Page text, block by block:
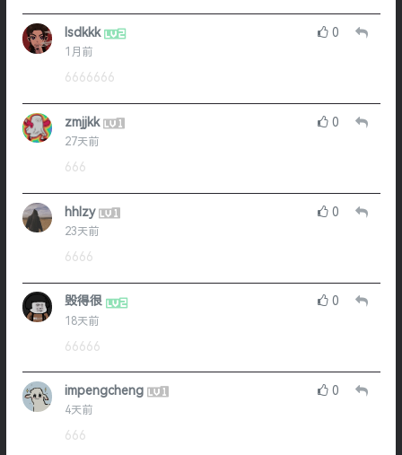
lsdkkk
1月前
0
6666666
zmjjkk
27天前
0
666
hhlzy
23天前
0
6666
毁得很
18天前
0
66666
impengcheng
4天前
0
666